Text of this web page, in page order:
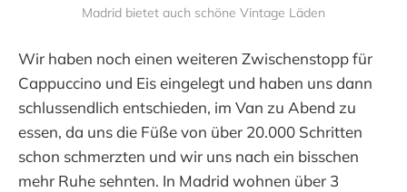
Madrid bietet auch schöne Vintage Läden
Wir haben noch einen weiteren Zwischenstopp für
Cappuccino und Eis eingelegt und haben uns dann
schlussendlich entschieden, im Van zu Abend zu
essen, da uns die Füße von über 20.000 Schritten
schon schmerzten und wir uns nach ein bisschen
mehr Ruhe sehnten. In Madrid wohnen über 3